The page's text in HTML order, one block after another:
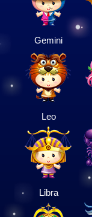
Gemini
Leo
Libra